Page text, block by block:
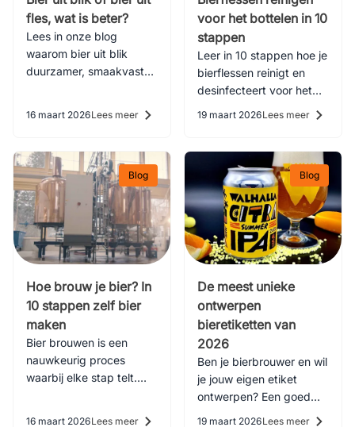
fles, wat is beter?
Lees in onze blog
waarom bier uit blik
duurzamer, smaakvast
16 maart 2026Lees meer
voor het bottelen in 10
stappen
Leer in 10 stappen hoe je
bierflessen reinigt en
desinfecteert voor het
19 maart 2026Lees meer
Blog
Hoe brouw je bier? In
10 stappen zelf bier
maken
Bier brouwen is een
nauwkeurig proces
waarbij elke stap telt.
16 maart 2026Lees meer
Blog
De meest unieke
ontwerpen
bieretiketten van
2026
Ben je bierbrouwer en wil
je jouw eigen etiket
ontwerpen? Een goed
19 maart 2026Lees meer